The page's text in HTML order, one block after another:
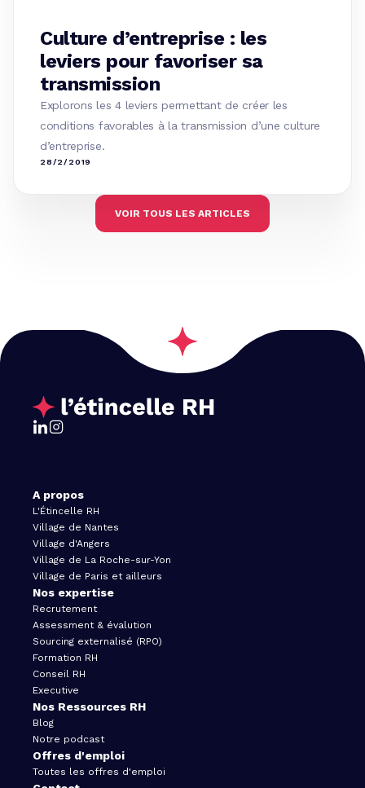
Culture d’entreprise : les
leviers pour favoriser sa
transmission
Explorons les 4 leviers permettant de créer les
conditions favorables à la transmission d’une culture
d’entreprise.
28/2/2019
VOIR TOUS LES ARTICLES
A propos
L'Étincelle RH
Village de Nantes
Village d'Angers
Village de La Roche-sur-Yon
Village de Paris et ailleurs
Nos expertise
Recrutement
Assessment & évalution
Sourcing externalisé (RPO)
Formation RH
Conseil RH
Executive
Nos Ressources RH
Blog
Notre podcast
Offres d'emploi
Toutes les offres d'emploi